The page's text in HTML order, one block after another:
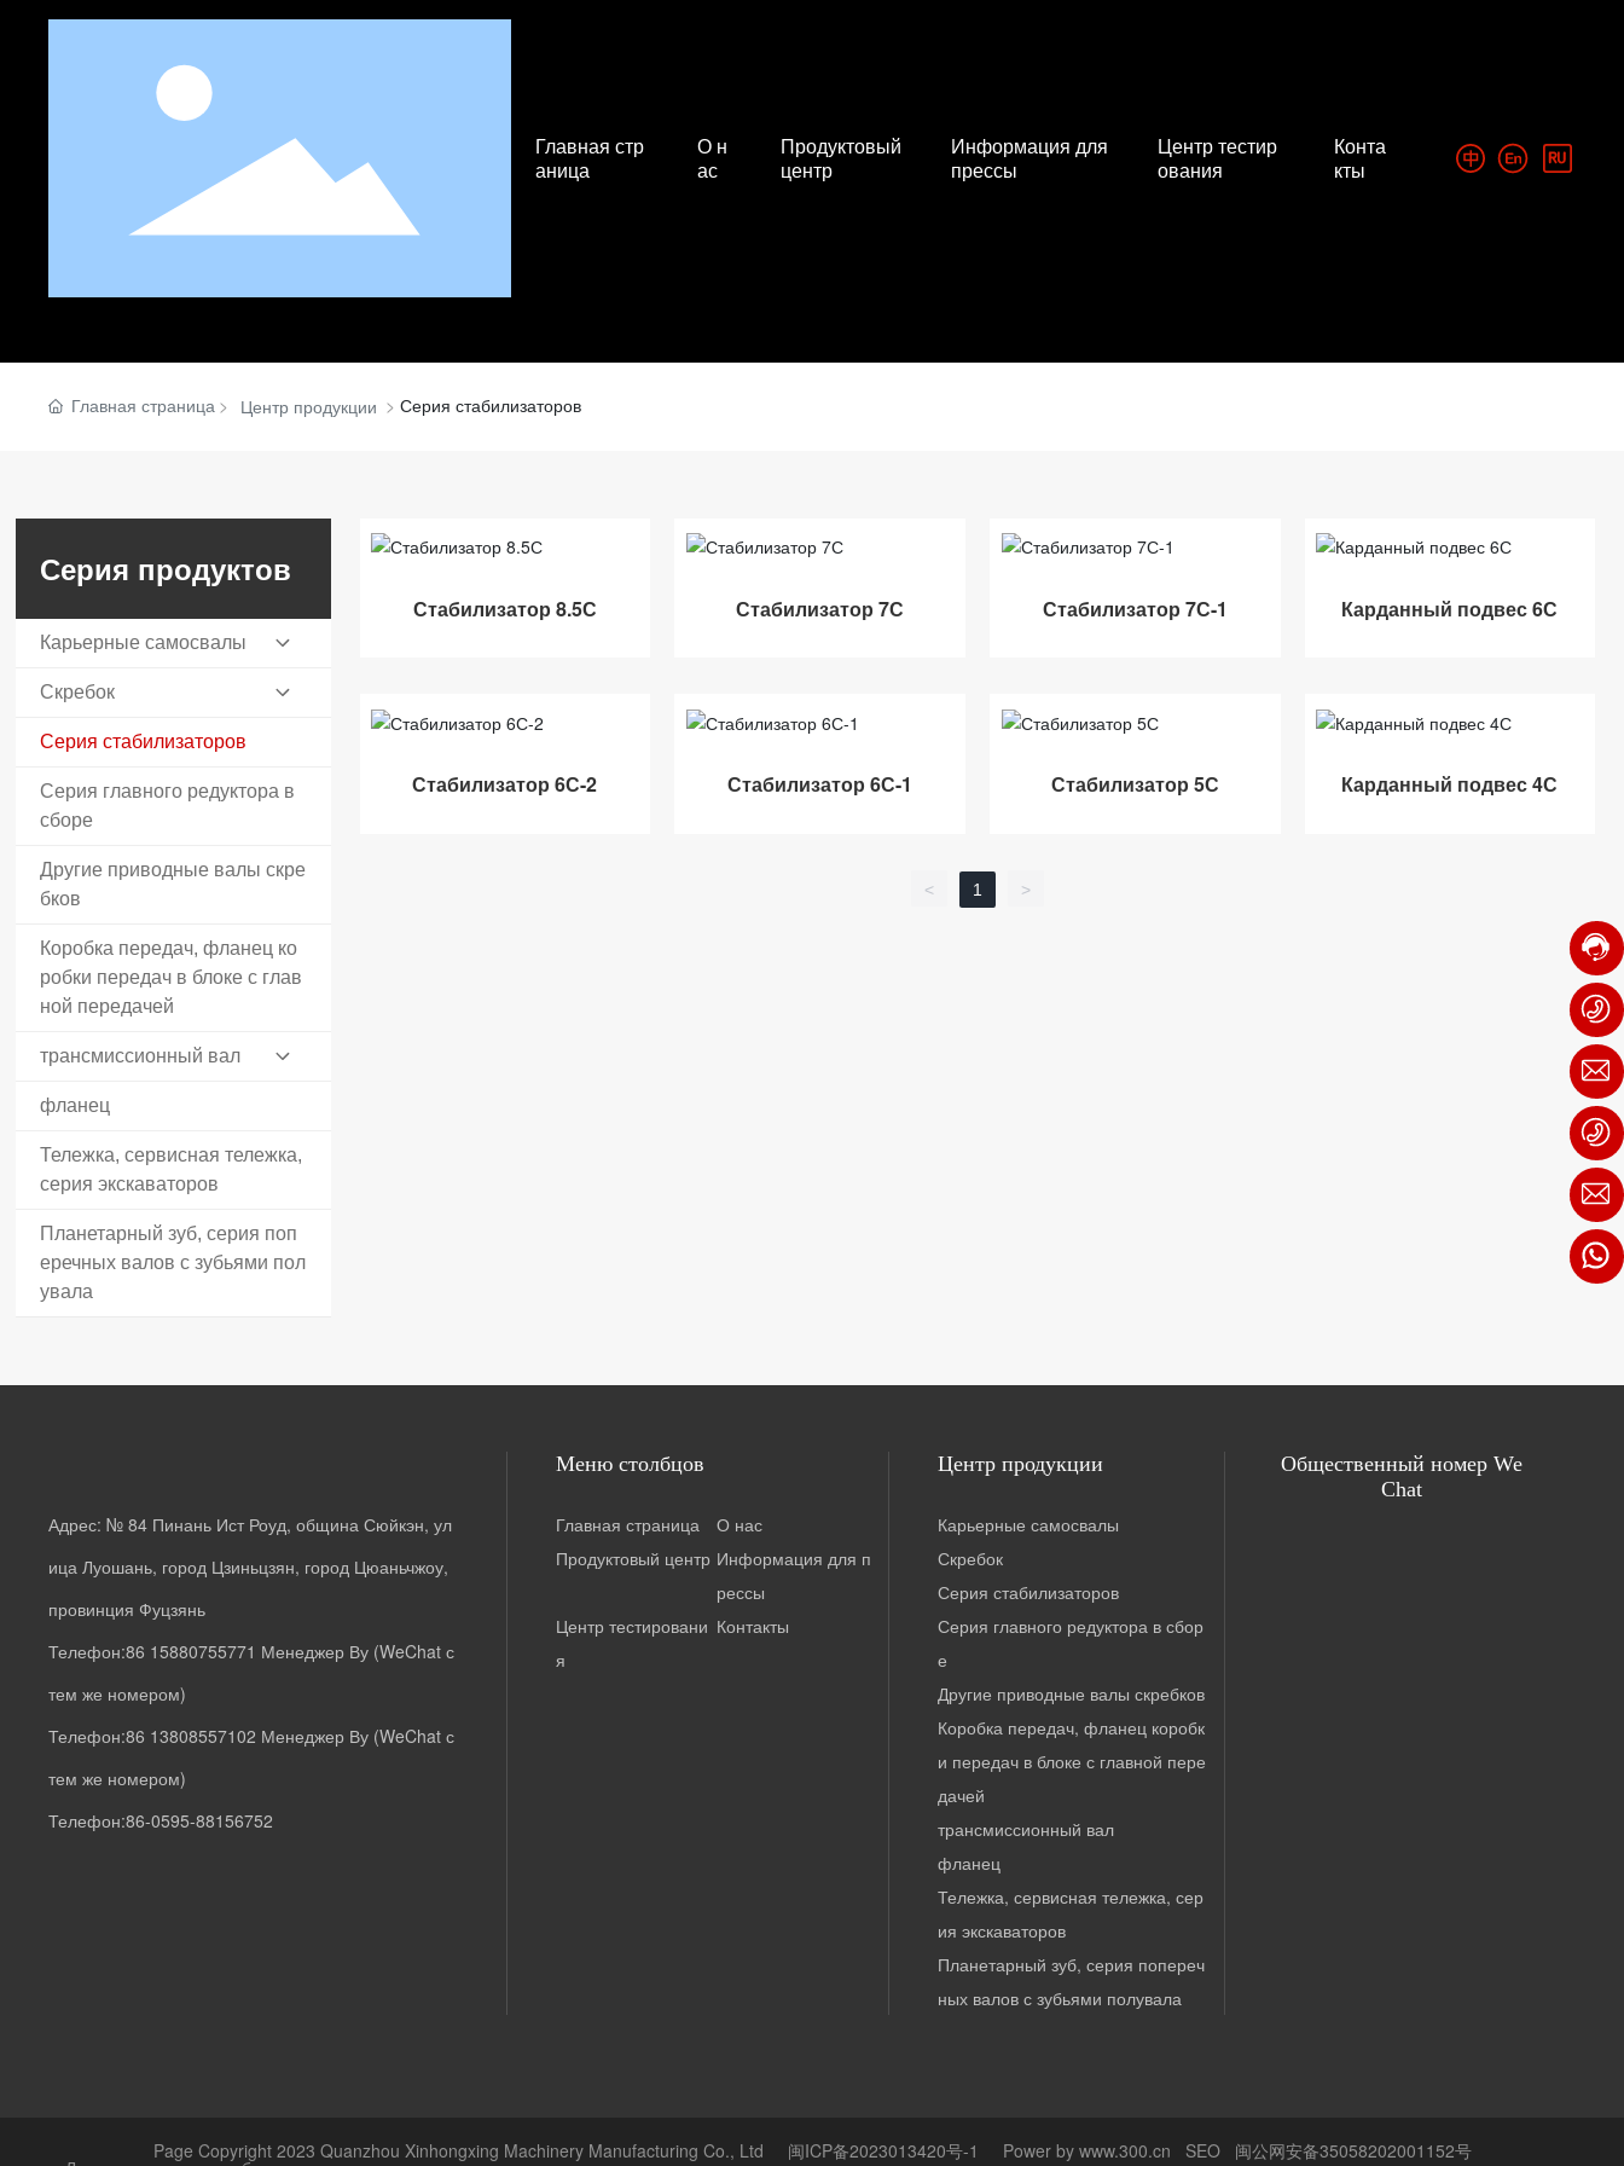
Главная стр
аница
О н
ас
Продуктовый
центр
Информация для
прессы
Центр тестир
ования
Конта
кты
Главная страница Центр продукции Серия стабилизаторов
Серия продуктов
Карьерные самосвалы
Скребок
Серия стабилизаторов
Серия главного редуктора в
сборе
Другие приводные валы скре
бков
Коробка передач, фланец ко
робки передач в блоке с глав
ной передачей
трансмиссионный вал
фланец
Тележка, сервисная тележка,
серия экскаваторов
Планетарный зуб, серия поп
еречных валов с зубьями пол
увала
Стабилизатор 8.5С Стабилизатор 7С Стабилизатор 7С-1 Карданный подвес 6С
Стабилизатор 6С-2 Стабилизатор 6С-1 Стабилизатор 5С Карданный подвес 4С
< 1 >
Адрес: № 84 Пинань Ист Роуд, община Сюйкэн, ул
ица Луошань, город Цзиньцзян, город Цюаньчжоу,
провинция Фуцзянь
Телефон:86 15880755771 Менеджер Ву (WeChat с
тем же номером)
Телефон:86 13808557102 Менеджер Ву (WeChat с
тем же номером)
Телефон:86-0595-88156752
Меню столбцов
Главная страница
О нас
Продуктовый центр Информация для п
рессы
Центр тестировани
я
Контакты
Центр продукции
Карьерные самосвалы
Скребок
Серия стабилизаторов
Серия главного редуктора в сбор
е
Другие приводные валы скребков
Коробка передач, фланец коробк
и передач в блоке с главной пере
дачей
трансмиссионный вал
фланец
Тележка, сервисная тележка, сер
ия экскаваторов
Планетарный зуб, серия попереч
ных валов с зубьями полувала
Общественный номер We
Chat
Page Copyright 2023 Quanzhou Xinhongxing Machinery Manufacturing Co., Ltd 闽ICP备2023013420号-1 Power by www.300.cn SEO闽公网安备35058202001152号